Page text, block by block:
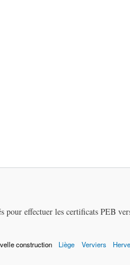
pour effectuer les certificats PEB
construction Liège Verviers
Herve